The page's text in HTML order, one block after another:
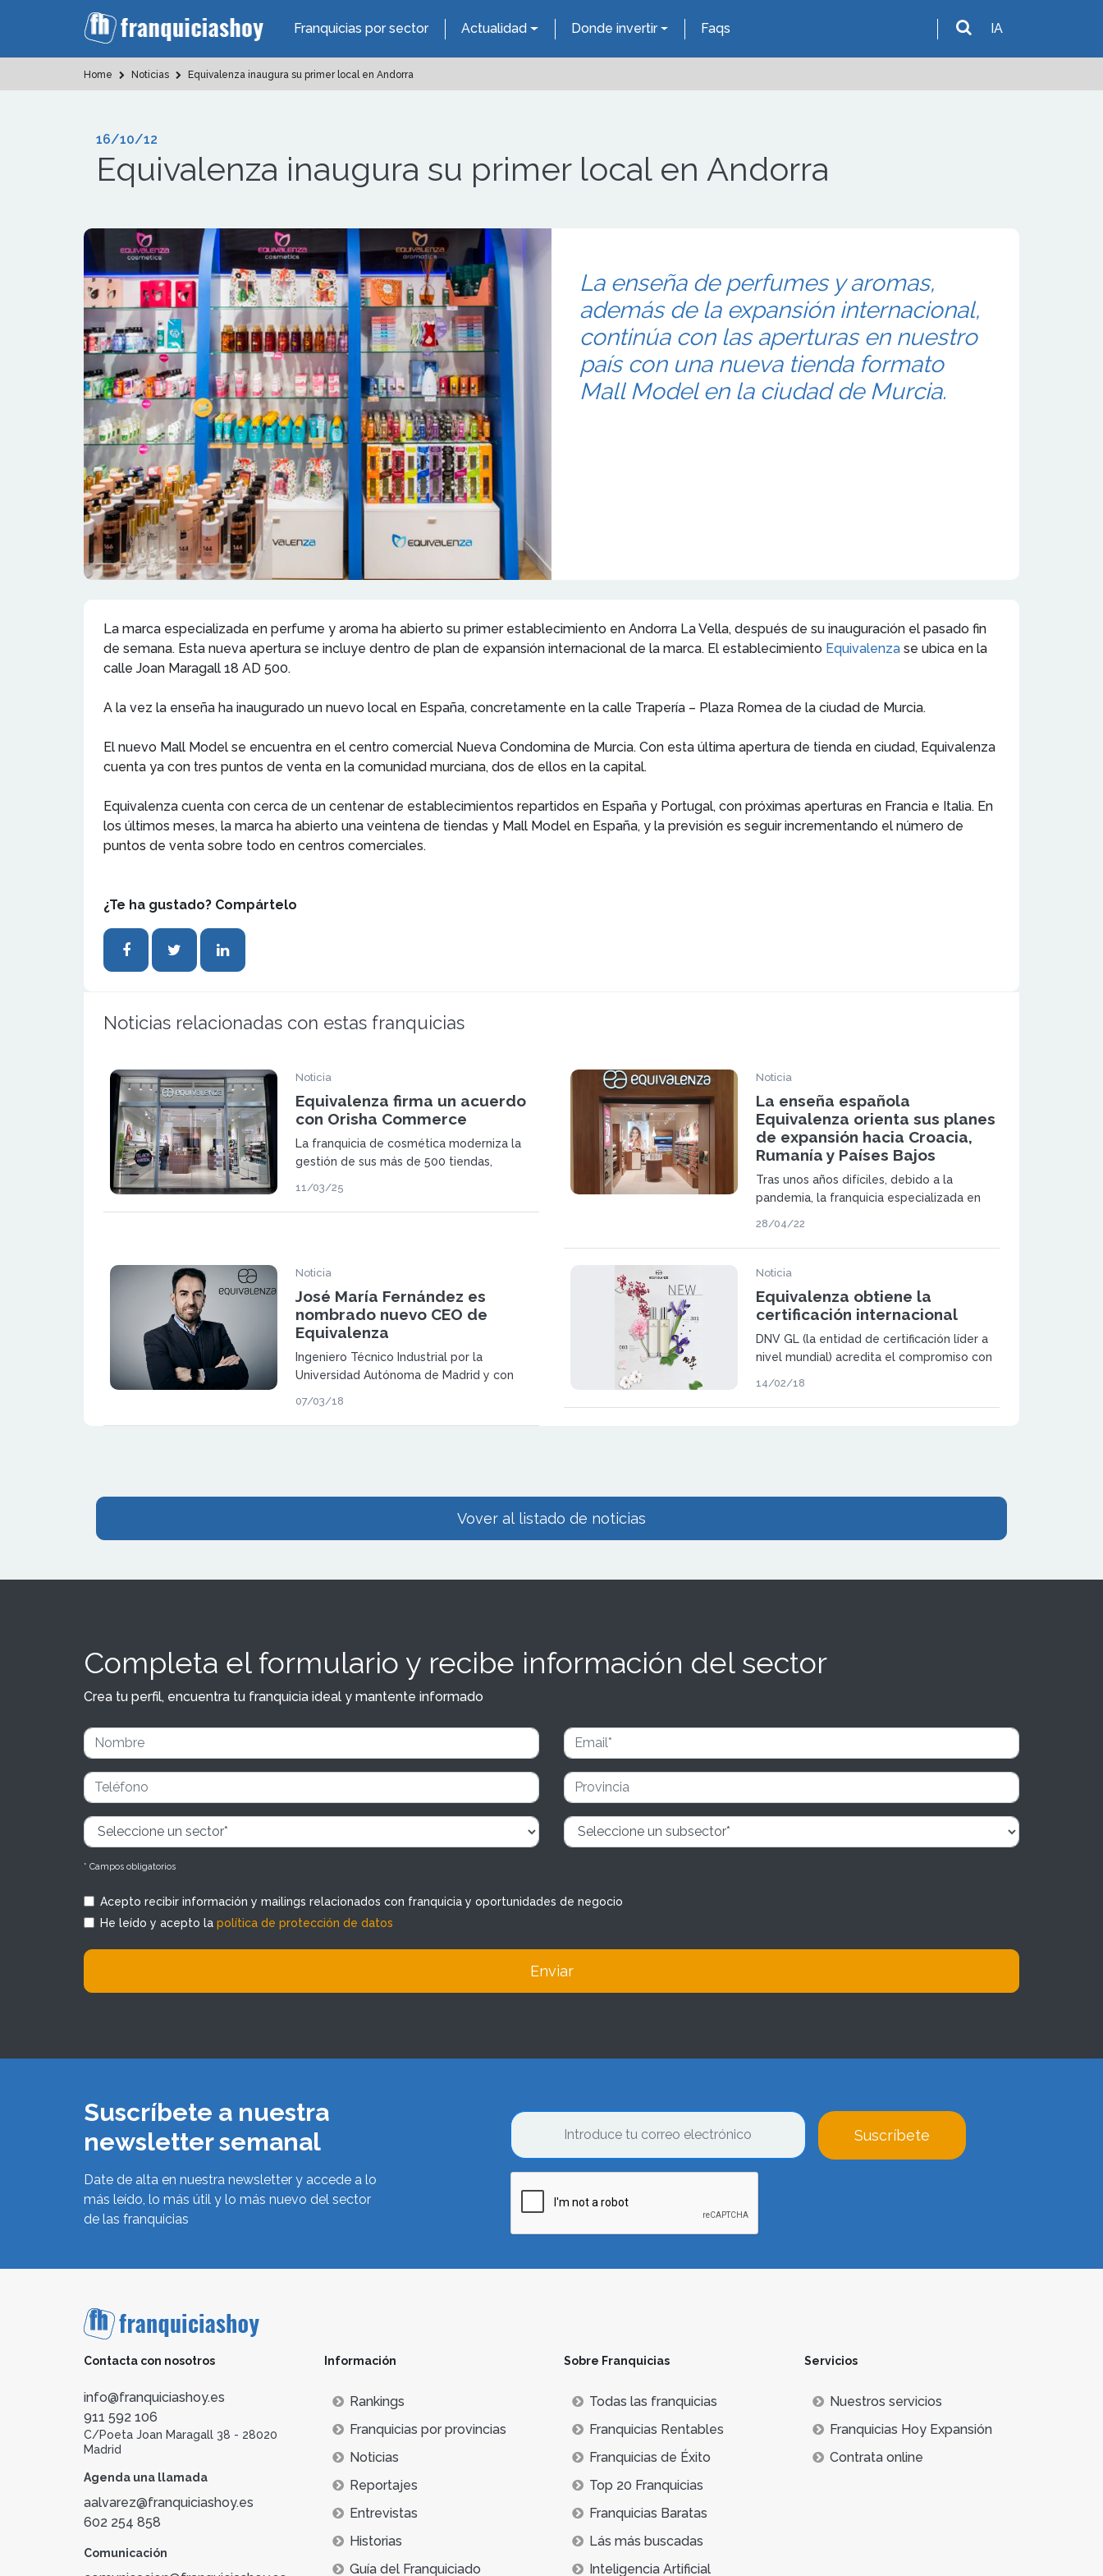
Franquicias por sector Actualidad Donde invertir Faqs IA
Home Noticias Equivalenza inaugura su primer local en Andorra
16/10/12
Equivalenza inaugura su primer local en Andorra
La enseña de perfumes y aromas,
además de la expansión internacional,
continúa con las aperturas en nuestro
país con una nueva tienda formato
Mall Model en la ciudad de Murcia.
La marca especializada en perfume y aroma ha abierto su primer establecimiento en Andorra La Vella, después de su inauguración el pasado fin
de semana. Esta nueva apertura se incluye dentro de plan de expansión internacional de la marca. El establecimiento Equivalenza se ubica en la
calle Joan Maragall 18 AD 500.
A la vez la enseña ha inaugurado un nuevo local en España, concretamente en la calle Trapería – Plaza Romea de la ciudad de Murcia.
El nuevo Mall Model se encuentra en el centro comercial Nueva Condomina de Murcia. Con esta última apertura de tienda en ciudad, Equivalenza
cuenta ya con tres puntos de venta en la comunidad murciana, dos de ellos en la capital.
Equivalenza cuenta con cerca de un centenar de establecimientos repartidos en España y Portugal, con próximas aperturas en Francia e Italia. En
los últimos meses, la marca ha abierto una veintena de tiendas y Mall Model en España, y la previsión es seguir incrementando el número de
puntos de venta sobre todo en centros comerciales.
¿Te ha gustado? Compártelo
Noticias relacionadas con estas franquicias
Noticia
Equivalenza firma un acuerdo
con Orisha Commerce
La franquicia de cosmética moderniza la
gestión de sus más de 500 tiendas,
asegurar su crecimiento internacional
11/03/25
Noticia
La enseña española
Equivalenza orienta sus planes
de expansión hacia Croacia,
Rumanía y Países Bajos
Tras unos años difíciles, debido a la
pandemia, la franquicia especializada en
en nuevos mercados y reforzando su
presencia en aquellos donde ya estaba
instalada.
28/04/22
Noticia
José María Fernández es
nombrado nuevo CEO de
Equivalenza
Ingeniero Técnico Industrial por la
Universidad Autónoma de Madrid y con
el IESE Business School (Universidad de
Navarra)
07/03/18
Noticia
Equivalenza obtiene la
certificación internacional
DNV GL (la entidad de certificación líder a
nivel mundial) acredita el compromiso con
14/02/18
Vover al listado de noticias
Completa el formulario y recibe información del sector
Crea tu perfil, encuentra tu franquicia ideal y mantente informado
* Campos obligatorios
Acepto recibir información y mailings relacionados con franquicia y oportunidades de negocio
He leído y acepto la política de protección de datos
Enviar
Suscríbete a nuestra
newsletter semanal
Date de alta en nuestra newsletter y accede a lo
más leído, lo más útil y lo más nuevo del sector
de las franquicias
Suscríbete
Contacta con nosotros
info@franquiciashoy.es
911 592 106
C/Poeta Joan Maragall 38 - 28020
Madrid
Agenda una llamada
aalvarez@franquiciashoy.es
602 254 858
Comunicación
Información
Rankings
Franquicias por provincias
Noticias
Reportajes
Entrevistas
Historias
Guía del Franquiciado
Sobre Franquicias
Todas las franquicias
Franquicias Rentables
Franquicias de Éxito
Top 20 Franquicias
Franquicias Baratas
Lás más buscadas
Inteligencia Artificial
Servicios
Nuestros servicios
Franquicias Hoy Expansión
Contrata online